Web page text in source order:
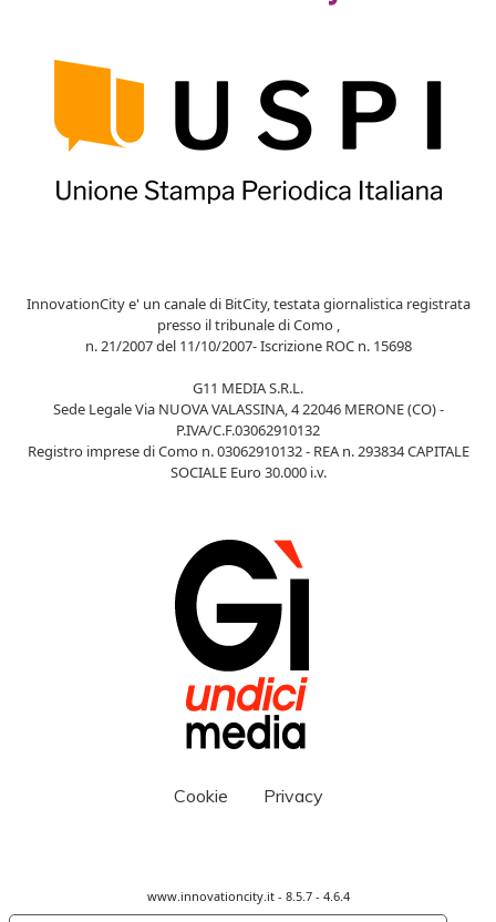
InnovationCity e' un canale di BitCity, testata giornalistica registrata
presso il tribunale di Como ,
n. 21/2007 del 11/10/2007- Iscrizione ROC n. 15698
G11 MEDIA S.R.L.
Sede Legale Via NUOVA VALASSINA, 4 22046 MERONE (CO) -
P.IVA/C.F.03062910132
Registro imprese di Como n. 03062910132 - REA n. 293834 CAPITALE
SOCIALE Euro 30.000 i.v.
Cookie Privacy
www.innovationcity.it - 8.5.7 - 4.6.4